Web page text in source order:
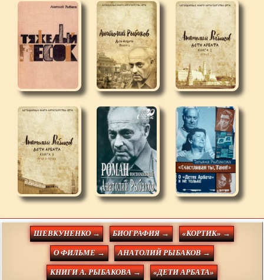
ШЕВКУНЕНКО → БИОГРАФИЯ → «КОРТИК» →
О ФИЛЬМЕ → АНАТОЛИЙ РЫБАКОВ →
КНИГИ А. РЫБАКОВА → «ДЕТИ АРБАТА»